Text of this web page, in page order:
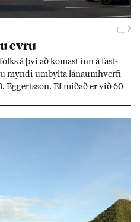
2
evru
á því að kom­ast inn á fast­
myndi um­bylta lánaum­hverfi
Eggerts­son. Ef mið­að er við 60